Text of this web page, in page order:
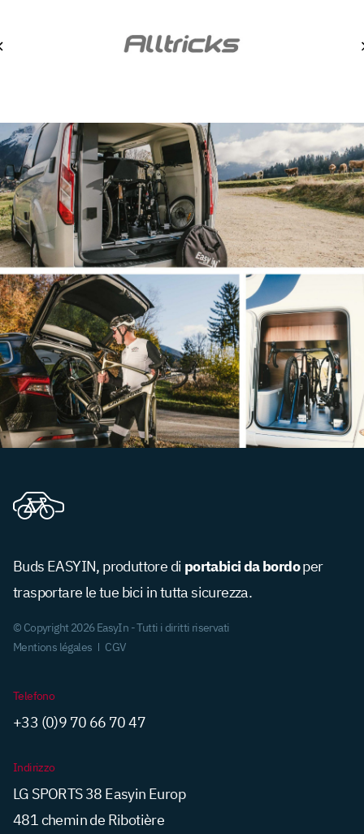
Buds EASYIN, produttore di portabici da bordoper
trasportare le tue bici in tutta sicurezza.
© Copyright 2026 EasyIn - Tutti i diritti riservati
Mentions légales
CGV
Telefono
+33 (0)9 70 66 70 47
Indirizzo
LG SPORTS 38 Easyin Europ
481 chemin de Ribotière